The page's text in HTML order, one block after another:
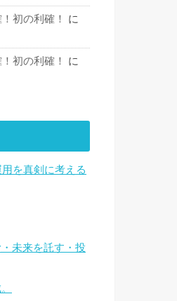
初の利確！
に
初の利確！
に
を真剣に考える
未来を託す・投